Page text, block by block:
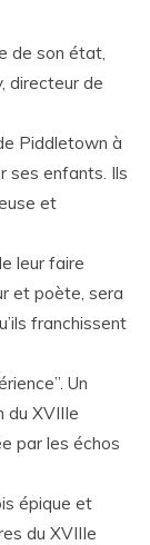
de son état,
directeur de
Piddletown à
ses enfants. Ils
et
leur faire
et poète, sera
franchissent
Un
du XVIIIe
par les échos
épique et
du XVIIIe